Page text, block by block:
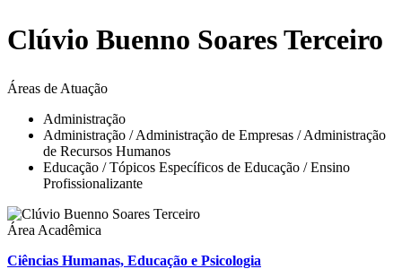
Clúvio Buenno Soares Terceiro
Áreas de Atuação
Administração
Administração / Administração de Empresas / Administração
de Recursos Humanos
Educação / Tópicos Específicos de Educação / Ensino
Profissionalizante
Área Acadêmica
Ciências Humanas, Educação e Psicologia